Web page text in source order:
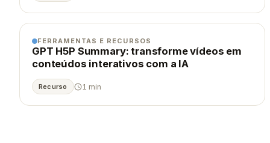
FERRAMENTAS E RECURSOS
GPT H5P Summary: transforme vídeos em
conteúdos interativos com a IA
Recurso 1 min